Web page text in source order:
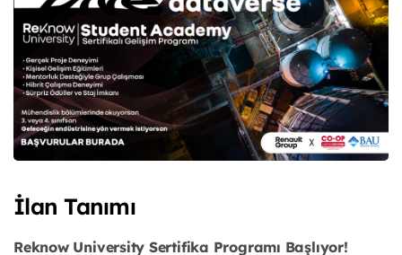
İlan Tanımı
Reknow University Sertifika Programı Başlıyor!